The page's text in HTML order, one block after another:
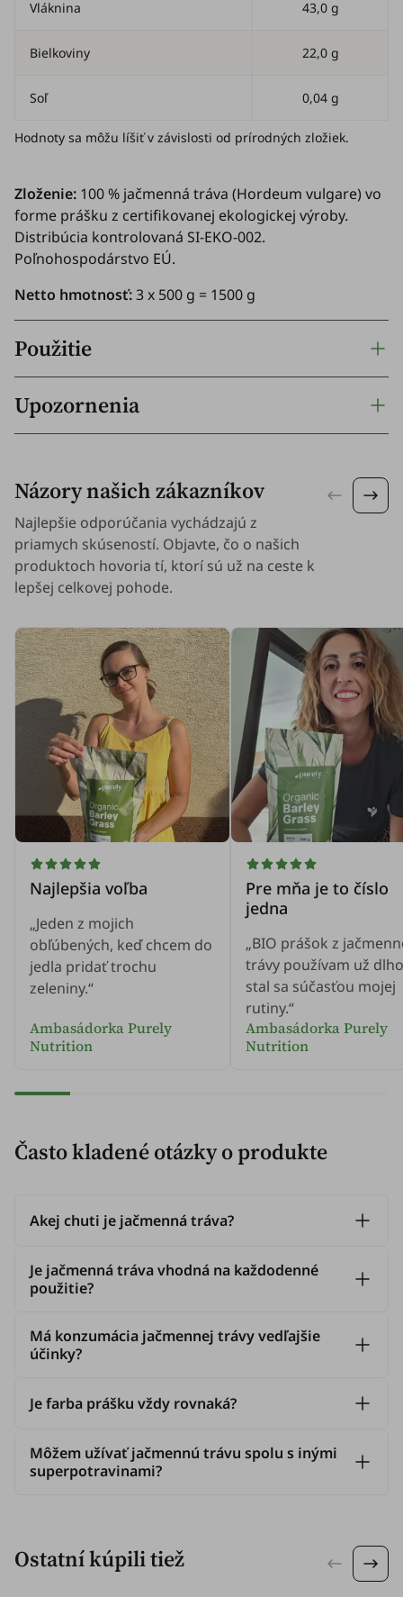
Vláknina 43,0 g
Bielkoviny 22,0 g
Soľ 0,04 g
Hodnoty sa môžu líšiť v závislosti od prírodných zložiek.
Zloženie: 100 % jačmenná tráva (Hordeum vulgare) vo
forme prášku z certifikovanej ekologickej výroby.
Distribúcia kontrolovaná SI-EKO-002.
Poľnohospodárstvo EÚ.
Netto hmotnosť:3 x 500 g = 1500 g
Použitie
Upozornenia
Názory našich zákazníkov
Najlepšie odporúčania vychádzajú z
priamych skúseností. Objavte, čo o našich
produktoch hovoria tí, ktorí sú už na ceste k
lepšej celkovej pohode.
Najlepšia voľba
„Jeden z mojich
obľúbených, keď chcem do
jedla pridať trochu
zeleniny.“
Ambasádorka Purely
Nutrition
Pre mňa je to číslo
jedna
„BIO prášok z
trávy používam už
stal sa súčasťou mojej
rutiny.“
Ambasádorka Purely
Nutrition
Často kladené otázky o produkte
Akej chuti je jačmenná tráva?
Je jačmenná tráva vhodná na každodenné
použitie?
Má konzumácia jačmennej trávy vedľajšie
účinky?
Je farba prášku vždy rovnaká?
Môžem užívať jačmennú trávu spolu s inými
superpotravinami?
Ostatní kúpili tiež